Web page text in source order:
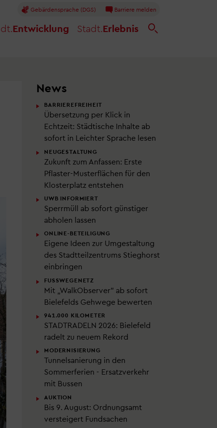
Entwicklung Stadt.Erlebnis
Gebärdensprache (DGS) Barriere melden
News
BARRIEREFREIHEIT
Übersetzung per Klick in
Echtzeit: Städtische Inhalte ab
sofort in Leichter Sprache lesen
NEUGESTALTUNG
Zukunft zum Anfassen: Erste
Pflaster-Musterflächen für den
Klosterplatz entstehen
UWB INFORMIERT
Sperrmüll ab sofort günstiger
abholen lassen
ONLINE-BETEILIGUNG
Eigene Ideen zur Umgestaltung
des Stadtteilzentrums Stieghorst
einbringen
FUSSWEGENETZ
Mit „WalkObserver" ab sofort
Bielefelds Gehwege bewerten
941.000 KILOMETER
STADTRADELN 2026: Bielefeld
radelt zu neuem Rekord
MODERNISIERUNG
Tunnelsanierung in den
Sommerferien - Ersatzverkehr
mit Bussen
AUKTION
Bis 9. August: Ordnungsamt
versteigert Fundsachen